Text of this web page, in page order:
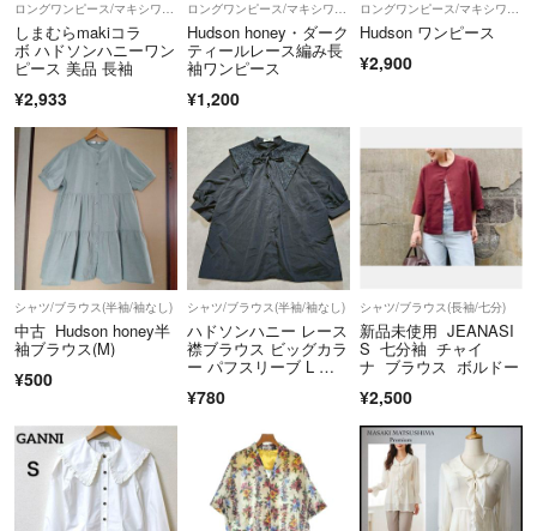
しまむらmakiコラ
ボ ハドソンハニーワン
ピース 美品 長袖
¥2,933
Hudson honey・ダーク
ティールレース編み長
袖ワンピース
¥1,200
Hudson ワンピース
¥2,900
シャツ/ブラウス(半袖/袖なし)
中古 Hudson honey半
袖ブラウス(M)
¥500
シャツ/ブラウス(半袖/袖なし)
ハドソンハニー レース
襟ブラウス ビッグカラ
ー パフスリーブ L 黒 1
¥780
シャツ/ブラウス(長袖/七分)
新品未使用 JEANASI
S 七分袖 チャイ
ナ ブラウス ボルドー
¥2,500